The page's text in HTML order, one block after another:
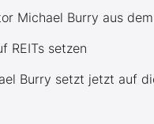
Michael Burry aus
REITs setzen
Burry setzt jetzt auf